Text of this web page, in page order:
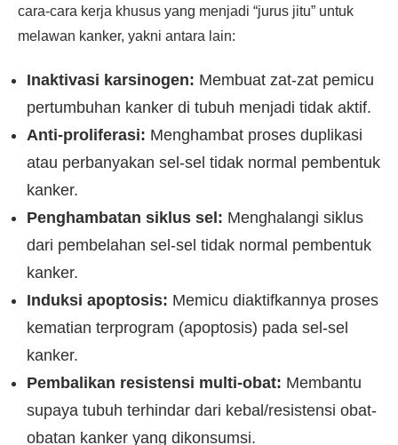
cara-cara kerja khusus yang menjadi “jurus jitu” untuk
melawan kanker, yakni antara lain:
Inaktivasi karsinogen: Membuat zat-zat pemicu
pertumbuhan kanker di tubuh menjadi tidak aktif.
Anti-proliferasi: Menghambat proses duplikasi
atau perbanyakan sel-sel tidak normal pembentuk
kanker.
Penghambatan siklus sel: Menghalangi siklus
dari pembelahan sel-sel tidak normal pembentuk
kanker.
Induksi apoptosis: Memicu diaktifkannya proses
kematian terprogram (apoptosis) pada sel-sel
kanker.
Pembalikan resistensi multi-obat: Membantu
supaya tubuh terhindar dari kebal/resistensi obat-
obatan kanker yang dikonsumsi.